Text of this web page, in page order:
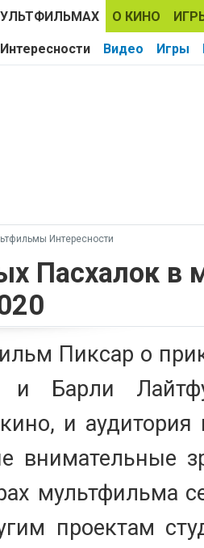
О КИНО
Интересности Видео Игры
Интересности
Пасхалок в
Пиксар о
и Барли
и аудитория
внимательные
мультфильма
проектам